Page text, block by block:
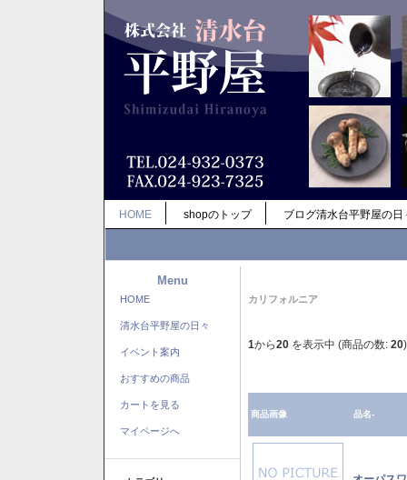
HOME shopのトップ ブログ清水台平野屋の日
Menu
HOME
清水台平野屋の日々
イベント案内
おすすめの商品
カートを見る
マイページへ
カリフォルニア
1から20 を表示中 (商品の数: 20)
商品画像 品名-